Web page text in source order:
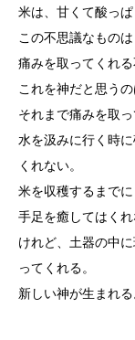
米は、甘くて酸っ
この不思議なもの
痛みを取ってくれる
これを神だと思うの
それまで痛みを取
水を汲みに行く時
くれない。
米を収穫するまで
手足を癒してはくれ
けれど、土器の中
ってくれる。
新しい神が生まれる